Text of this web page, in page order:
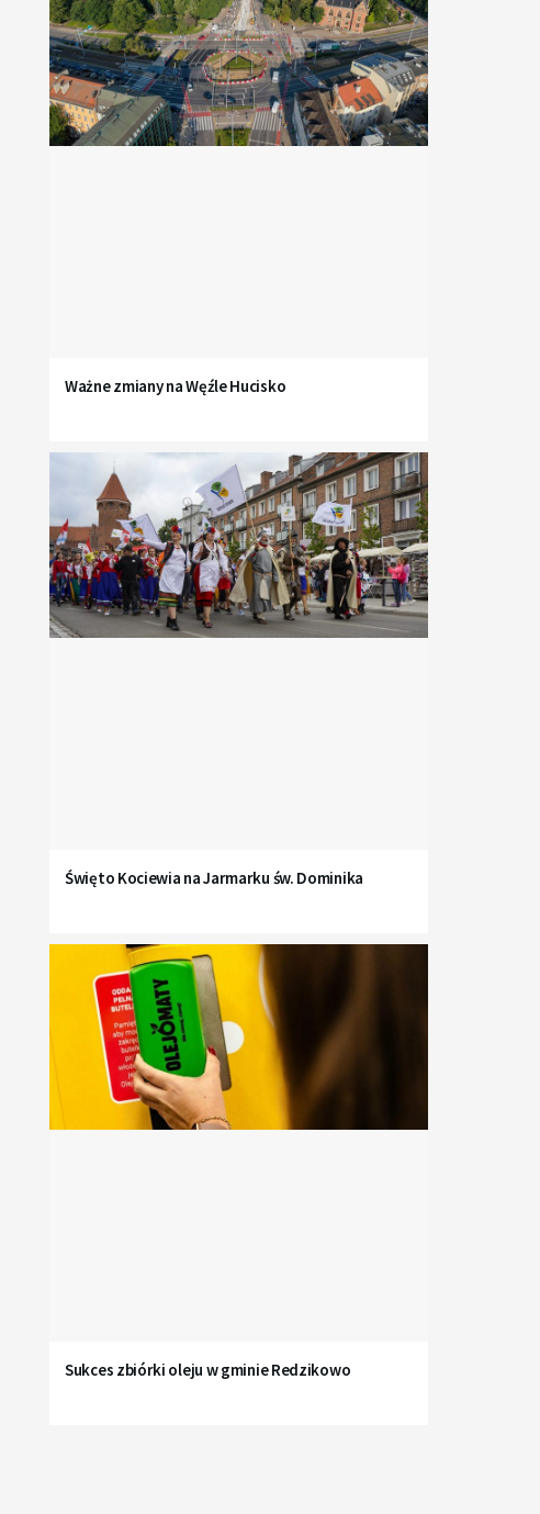
Ważne zmiany na Węźle Hucisko
Święto Kociewia na Jarmarku św. Dominika
Sukces zbiórki oleju w gminie Redzikowo